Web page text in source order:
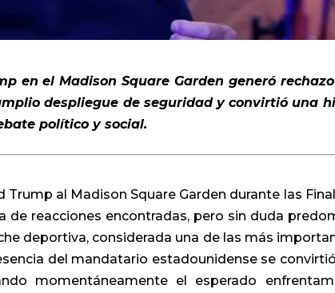
en el Madison Square Garden generó
despliegue de seguridad y convirtió una
político y social.
al Madison Square Garden durante las
de reacciones encontradas, pero sin duda
deportiva, considerada una de las más
del mandatario estadounidense se
momentáneamente el esperado